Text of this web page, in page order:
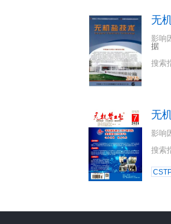
无
影响
据
搜索
无
影响
搜索